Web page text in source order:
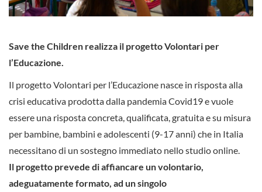
Save the Children realizza il progetto Volontari per
l’Educazione.
Il progetto Volontari per l’Educazione nasce in risposta alla
crisi educativa prodotta dalla pandemia Covid19 e vuole
essere una risposta concreta, qualificata, gratuita e su misura
per bambine, bambini e adolescenti (9-17 anni) che in Italia
necessitano di un sostegno immediato nello studio online.
Il progetto prevede di affiancare un volontario,
adeguatamente formato, ad un singolo